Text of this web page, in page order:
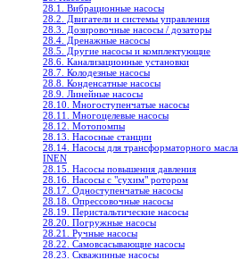
28.1. Вибрационные насосы
28.2. Двигатели и системы управления
28.3. Дозировочные насосы / дозаторы
28.4. Дренажные насосы
28.5. Другие насосы и комплектующие
28.6. Канализационные установки
28.7. Колодезные насосы
28.8. Конденсатные насосы
28.9. Линейные насосы
28.10. Многоступенчатые насосы
28.11. Многоцелевые насосы
28.12. Мотопомпы
28.13. Насосные станции
28.14. Насосы для трансформаторного масла
INEN
28.15. Насосы повышения давления
28.16. Насосы с "сухим" ротором
28.17. Одноступенчатые насосы
28.18. Опрессовочные насосы
28.19. Перистальтические насосы
28.20. Погружные насосы
28.21. Ручные насосы
28.22. Самовсасывающие насосы
28.23. Скважинные насосы